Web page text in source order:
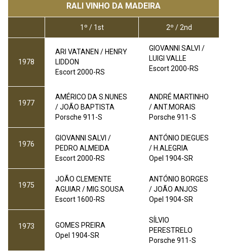
RALI VINHO DA MADEIRA
1º / 1st 2º / 2nd
1978
ARI VATANEN / HENRY
LIDDON
Escort 2000-RS
GIOVANNI SALVI /
LUIGI VALLE
Escort 2000-RS
1977
AMÉRICO DA S.NUNES
/ JOÃO BAPTISTA
Porsche 911-S
ANDRÉ MARTINHO
/ ANT.MORAIS
Porsche 911-S
1976
GIOVANNI SALVI /
PEDRO ALMEIDA
Escort 2000-RS
ANTÓNIO DIEGUES
/ H.ALEGRIA
Opel 1904-SR
1975
JOÃO CLEMENTE
AGUIAR / MIG.SOUSA
Escort 1600-RS
ANTÓNIO BORGES
/ JOÃO ANJOS
Opel 1904-SR
1973
GOMES PREIRA
Opel 1904-SR
SÍLVIO
PERESTRELO
Porsche 911-S